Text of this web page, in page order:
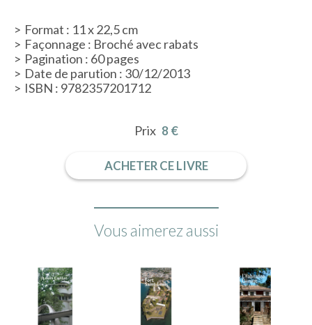
Format : 11 x 22,5 cm
Façonnage : Broché avec rabats
Pagination : 60 pages
Date de parution : 30/12/2013
ISBN : 9782357201712
Prix 8 €
ACHETER CE LIVRE
Vous aimerez aussi